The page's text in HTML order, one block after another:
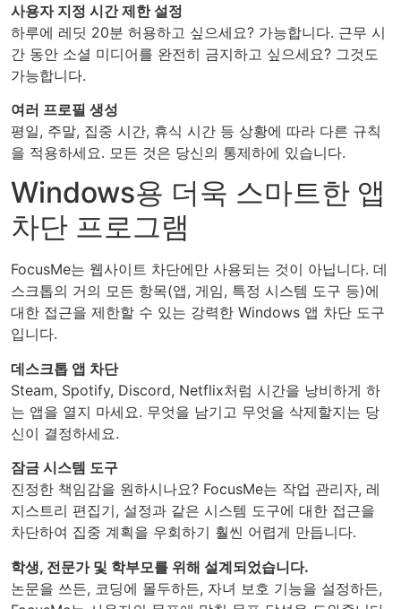
사용자 지정 시간 제한 설정
하루에 레딧 20분 허용하고 싶으세요? 가능합니다. 근무 시
간 동안 소셜 미디어를 완전히 금지하고 싶으세요? 그것도
가능합니다.
여러 프로필 생성
평일, 주말, 집중 시간, 휴식 시간 등 상황에 따라 다른 규칙
을 적용하세요. 모든 것은 당신의 통제하에 있습니다.
Windows용 더욱 스마트한 앱
차단 프로그램
FocusMe는 웹사이트 차단에만 사용되는 것이 아닙니다. 데
스크톱의 거의 모든 항목(앱, 게임, 특정 시스템 도구 등)에
대한 접근을 제한할 수 있는 강력한 Windows 앱 차단 도구
입니다.
데스크톱 앱 차단
Steam, Spotify, Discord, Netflix처럼 시간을 낭비하게 하
는 앱을 열지 마세요. 무엇을 남기고 무엇을 삭제할지는 당
신이 결정하세요.
잠금 시스템 도구
진정한 책임감을 원하시나요? FocusMe는 작업 관리자, 레
지스트리 편집기, 설정과 같은 시스템 도구에 대한 접근을
차단하여 집중 계획을 우회하기 훨씬 어렵게 만듭니다.
학생, 전문가 및 학부모를 위해 설계되었습니다.
논문을 쓰든, 코딩에 몰두하든, 자녀 보호 기능을 설정하든,